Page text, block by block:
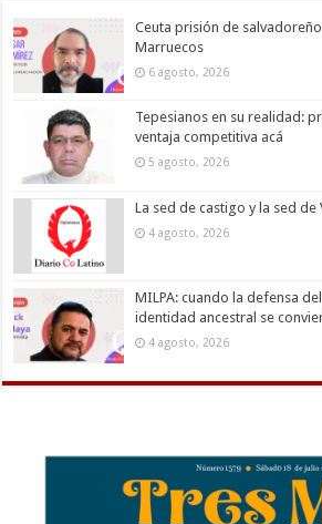
Ceuta prisión de
Marruecos
6 agosto, 2026
Tepesianos en su realidad:
ventaja competitiva acá
5 agosto, 2026
La sed de castigo y la sed de
4 agosto, 2026
MILPA: cuando la defensa
identidad ancestral se
4 agosto, 2026